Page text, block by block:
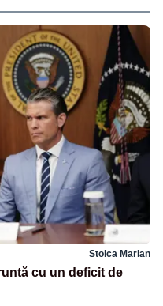
Stoica Marian
cu un deficit de